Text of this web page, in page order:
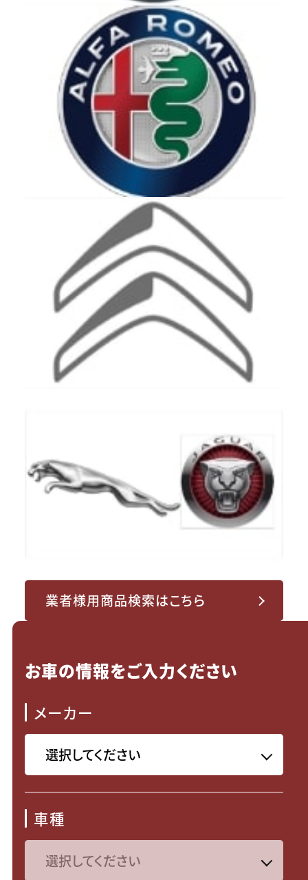
業者様用商品検索はこちら
お車の情報をご入力ください
メーカー
車種